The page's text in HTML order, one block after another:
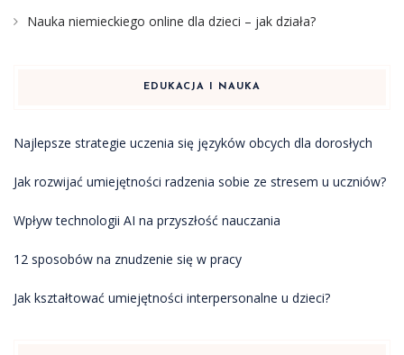
Nauka niemieckiego online dla dzieci – jak działa?
EDUKACJA I NAUKA
Najlepsze strategie uczenia się języków obcych dla dorosłych
Jak rozwijać umiejętności radzenia sobie ze stresem u uczniów?
Wpływ technologii AI na przyszłość nauczania
12 sposobów na znudzenie się w pracy
Jak kształtować umiejętności interpersonalne u dzieci?